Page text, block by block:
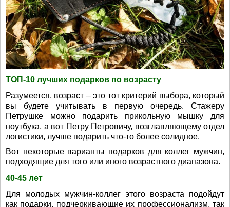
ТОП-10 лучших подарков по возрасту
Разумеется, возраст – это тот критерий выбора, который
вы будете учитывать в первую очередь. Стажеру
Петрушке можно подарить прикольную мышку для
ноутбука, а вот Петру Петровичу, возглавляющему отдел
логистики, лучше подарить что-то более солидное.
Вот некоторые варианты подарков для коллег мужчин,
подходящие для того или иного возрастного диапазона.
40-45 лет
Для молодых мужчин-коллег этого возраста подойдут
как подарки, подчеркивающие их профессионализм, так